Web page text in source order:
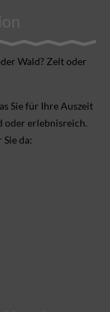
Wald? Zelt oder
Sie für Ihre Aus­zeit
oder erlebnis­reich.
da: